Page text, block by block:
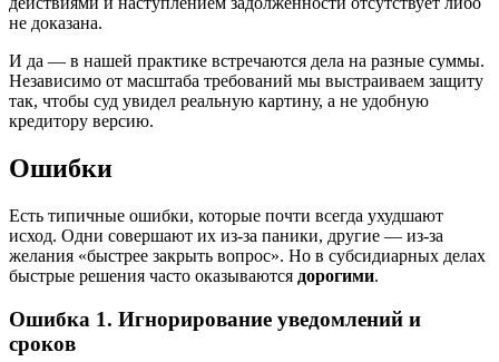
не доказана.
И да — в нашей практике встречаются дела на разные суммы.
Независимо от масштаба требований мы выстраиваем защиту
так, чтобы суд увидел реальную картину, а не удобную
кредитору версию.
Ошибки
Есть типичные ошибки, которые почти всегда ухудшают
исход. Одни совершают их из-за паники, другие — из-за
желания «быстрее закрыть вопрос». Но в субсидиарных делах
быстрые решения часто оказываются дорогими.
Ошибка 1. Игнорирование уведомлений и
сроков